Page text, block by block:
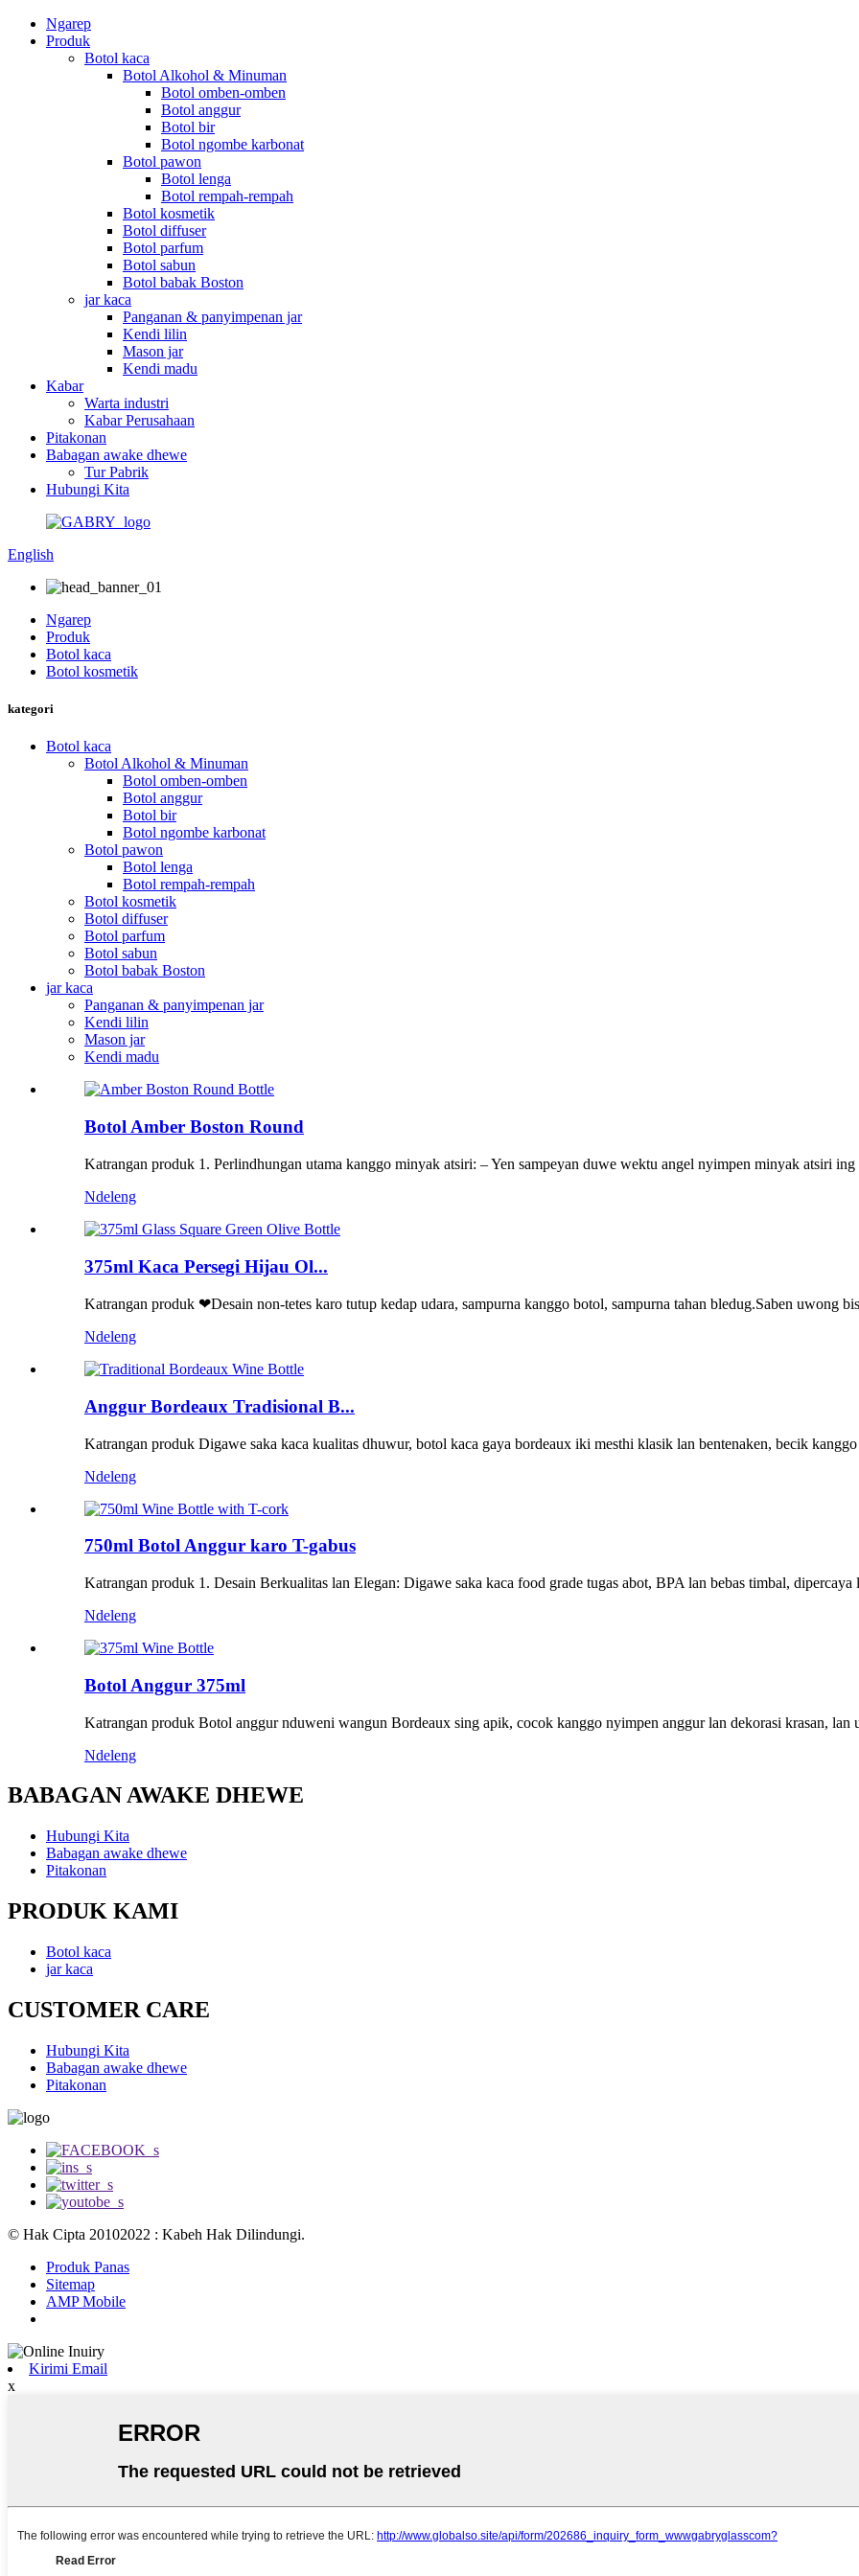
Ngarep
Produk
Botol kaca
Botol Alkohol & Minuman
Botol omben-omben
Botol anggur
Botol bir
Botol ngombe karbonat
Botol pawon
Botol lenga
Botol rempah-rempah
Botol kosmetik
Botol diffuser
Botol parfum
Botol sabun
Botol babak Boston
jar kaca
Panganan & panyimpenan jar
Kendi lilin
Mason jar
Kendi madu
Kabar
Warta industri
Kabar Perusahaan
Pitakonan
Babagan awake dhewe
Tur Pabrik
Hubungi Kita
English
Ngarep
Produk
Botol kaca
Botol kosmetik
kategori
Botol kaca
Botol Alkohol & Minuman
Botol omben-omben
Botol anggur
Botol bir
Botol ngombe karbonat
Botol pawon
Botol lenga
Botol rempah-rempah
Botol kosmetik
Botol diffuser
Botol parfum
Botol sabun
Botol babak Boston
jar kaca
Panganan & panyimpenan jar
Kendi lilin
Mason jar
Kendi madu
Botol Amber Boston Round
Katrangan produk 1. Perlindhungan utama kanggo minyak atsiri: – Yen sampeyan duwe wektu angel nyimpen minyak atsiri
Ndeleng
375ml Kaca Persegi Hijau Ol...
Katrangan produk ❤Desain non-tetes karo tutup kedap udara, sampurna kanggo botol, sampurna tahan bledug.Saben uwong
Ndeleng
Anggur Bordeaux Tradisional B...
Katrangan produk Digawe saka kaca kualitas dhuwur, botol kaca gaya bordeaux iki mesthi klasik lan bentenaken, becik kanggo
Ndeleng
750ml Botol Anggur karo T-gabus
Katrangan produk 1. Desain Berkualitas lan Elegan: Digawe saka kaca food grade tugas abot, BPA lan bebas timbal, dipercaya
Ndeleng
Botol Anggur 375ml
Katrangan produk Botol anggur nduweni wangun Bordeaux sing apik, cocok kanggo nyimpen anggur lan dekorasi krasan, lan
Ndeleng
BABAGAN AWAKE DHEWE
Hubungi Kita
Babagan awake dhewe
Pitakonan
PRODUK KAMI
Botol kaca
jar kaca
CUSTOMER CARE
Hubungi Kita
Babagan awake dhewe
Pitakonan
© Hak Cipta 20102022 : Kabeh Hak Dilindungi.
Produk Panas
Sitemap
AMP Mobile
Kirimi Email
x